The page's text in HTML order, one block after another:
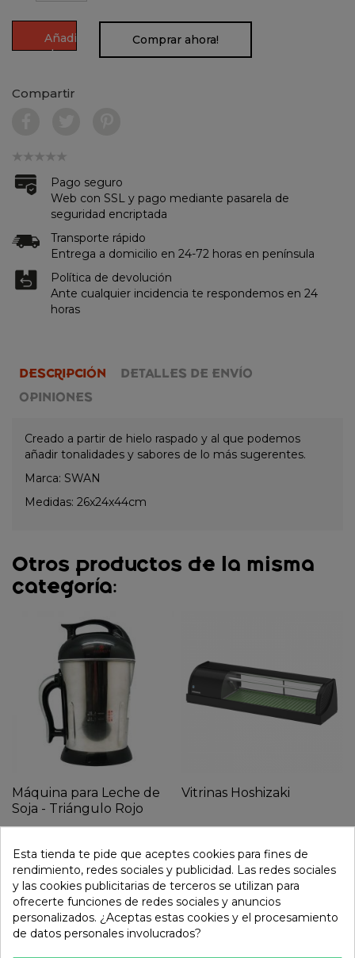
Añadir
al
Comprar ahora!
Compartir
Pago seguro
Web con SSL y pago mediante pasarela de
seguridad encriptada
Transporte rápido
Entrega a domicilio en 24-72 horas en península
Política de devolución
Ante cualquier incidencia te respondemos en 24
horas
DESCRIPCIÓN
DETALLES DE ENVÍO
OPINIONES
Creado a partir de hielo raspado y al que podemos
añadir tonalidades y sabores de lo más sugerentes.
Marca: SWAN
Medidas: 26x24x44cm
Otros productos de la misma
categoría:
Máquina para Leche de
Soja - Triángulo Rojo
Vitrinas Hoshizaki
Esta tienda te pide que aceptes cookies para fines de
rendimiento, redes sociales y publicidad. Las redes sociales
y las cookies publicitarias de terceros se utilizan para
ofrecerte funciones de redes sociales y anuncios
personalizados. ¿Aceptas estas cookies y el procesamiento
de datos personales involucrados?